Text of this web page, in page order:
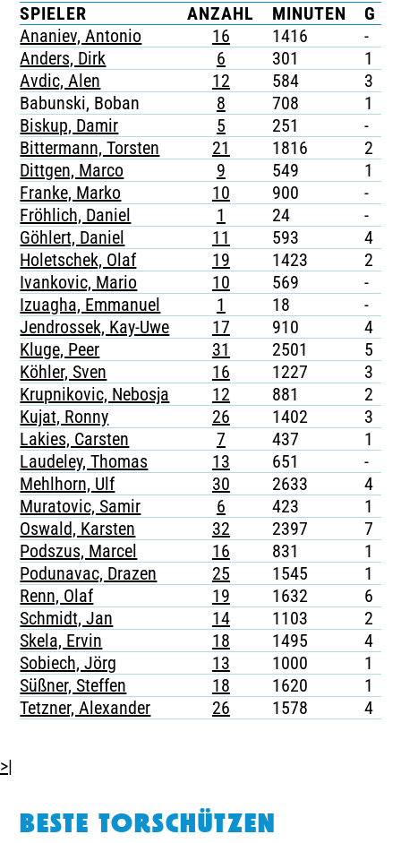
TICKETING
SPIELER
ANZAHL MINUTEN G
Ananiev, Antonio
16 1416 -
Anders, Dirk
6 301 1
Avdic, Alen
12 584 3
Babunski, Boban
8 708 1
Biskup, Damir
5 251 -
Bittermann, Torsten
21 1816 2
Dittgen, Marco
9 549 1
Franke, Marko
10 900 -
Fröhlich, Daniel
1 24 -
Göhlert, Daniel
11 593 4
Holetschek, Olaf
19 1423 2
Ivankovic, Mario
10 569 -
Izuagha, Emmanuel
1 18 -
Jendrossek, Kay-Uwe
17 910 4
Kluge, Peer
31 2501 5
Köhler, Sven
16 1227 3
Krupnikovic, Nebosja
12 881 2
Kujat, Ronny
26 1402 3
Lakies, Carsten
7 437 1
Laudeley, Thomas
13 651 -
Mehlhorn, Ulf
30 2633 4
Muratovic, Samir
6 423 1
Oswald, Karsten
32 2397 7
Podszus, Marcel
16 831 1
Podunavac, Drazen
25 1545 1
Renn, Olaf
19 1632 6
Schmidt, Jan
14 1103 2
Skela, Ervin
18 1495 4
Sobiech, Jörg
13 1000 1
Süßner, Steffen
18 1620 1
Tetzner, Alexander
26 1578 4
>|
BESTE TORSCHÜTZEN